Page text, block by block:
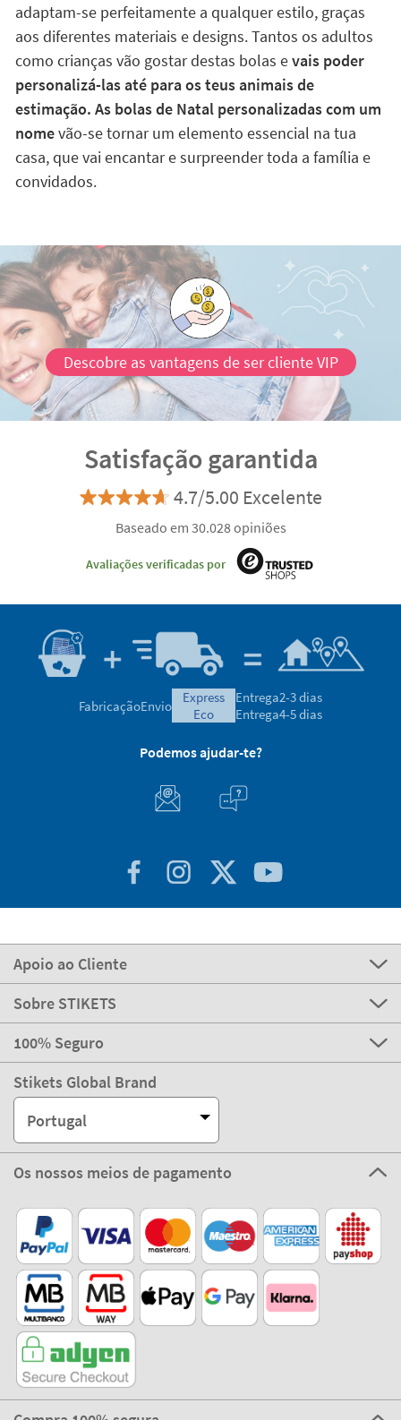
adaptam-se perfeitamente a qualquer estilo, graças
aos diferentes materiais e designs. Tantos os adultos
como crianças vão gostar destas bolas evais poder
personalizá-las até para os teus animais de
estimação. As bolas de Natal personalizadas com um
nomevão-se tornar um elemento essencial na tua
casa, que vai encantar e surpreender toda a família e
convidados.
Descobre as vantagens de ser cliente VIP
Satisfação garantida
4.7/5.00 Excelente
Baseado em 30.028 opiniões
Avaliações verificadas por
FabricaçãoEnvio
express
eco
Entrega2-3 dias
Entrega4-5 dias
Podemos ajudar-te?
Apoio ao Cliente
Sobre STIKETS
100% Seguro
Stikets Global Brand
Portugal
Os nossos meios de pagamento